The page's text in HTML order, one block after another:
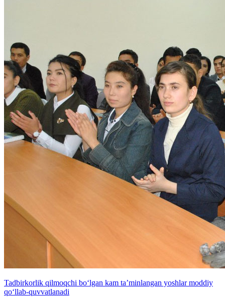
Tadbirkorlik qilmoqchi bo‘lgan kam taʼminlangan yoshlar moddiy
qo‘llab-quvvatlanadi